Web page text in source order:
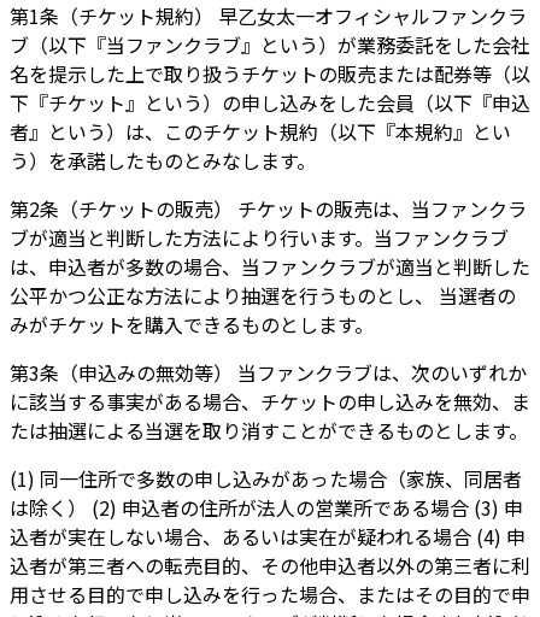
第1条（チケット規約） 早乙女太一オフィシャルファンクラ
ブ（以下『当ファンクラブ』という）が業務委託をした会社
名を提示した上で取り扱うチケットの販売または配券等（以
下『チケット』という）の申し込みをした会員（以下『申込
者』という）は、このチケット規約（以下『本規約』とい
う）を承諾したものとみなします。
第2条（チケットの販売） チケットの販売は、当ファンクラ
ブが適当と判断した方法により行います。当ファンクラブ
は、申込者が多数の場合、当ファンクラブが適当と判断した
公平かつ公正な方法により抽選を行うものとし、 当選者の
みがチケットを購入できるものとします。
第3条（申込みの無効等） 当ファンクラブは、次のいずれか
に該当する事実がある場合、チケットの申し込みを無効、ま
たは抽選による当選を取り消すことができるものとします。
(1) 同一住所で多数の申し込みがあった場合（家族、同居者
は除く） (2) 申込者の住所が法人の営業所である場合 (3) 申
込者が実在しない場合、あるいは実在が疑われる場合 (4) 申
込者が第三者への転売目的、その他申込者以外の第三者に利
用させる目的で申し込みを行った場合、またはその目的で申